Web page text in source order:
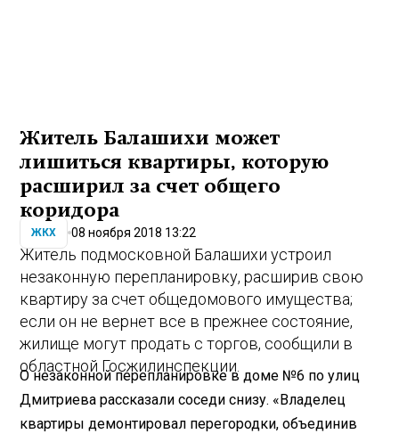
Житель Балашихи может
лишиться квартиры, которую
расширил за счет общего
коридора
ЖКХ 08 ноября 2018 13:22
Житель подмосковной Балашихи устроил
незаконную перепланировку, расширив свою
квартиру за счет общедомового имущества;
если он не вернет все в прежнее состояние,
жилище могут продать с торгов, сообщили в
областной Госжилинспекции.
О незаконной перепланировке в доме №6 по улиц
Дмитриева рассказали соседи снизу. «Владелец
квартиры демонтировал перегородки, объединив